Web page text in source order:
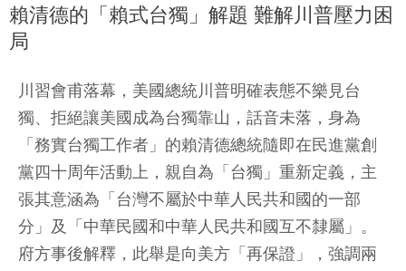
賴清德的「賴式台獨」解題 難解川普壓力困
局
川習會甫落幕，美國總統川普明確表態不樂見台
獨、拒絕讓美國成為台獨靠山，話音未落，身為
「務實台獨工作者」的賴清德總統隨即在民進黨創
黨四十周年活動上，親自為「台獨」重新定義，主
張其意涵為「台灣不屬於中華人民共和國的一部
分」及「中華民國和中華人民共和國互不隸屬」。
府方事後解釋，此舉是向美方「再保證」，強調兩